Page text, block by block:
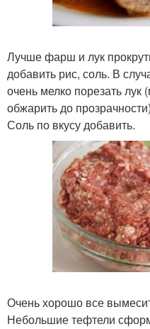
Лучше фарш и лук
добавить рис, соль. В
очень мелко порезать
обжарить до
Соль по вкусу добавить.
Очень хорошо все
Небольшие тефтели